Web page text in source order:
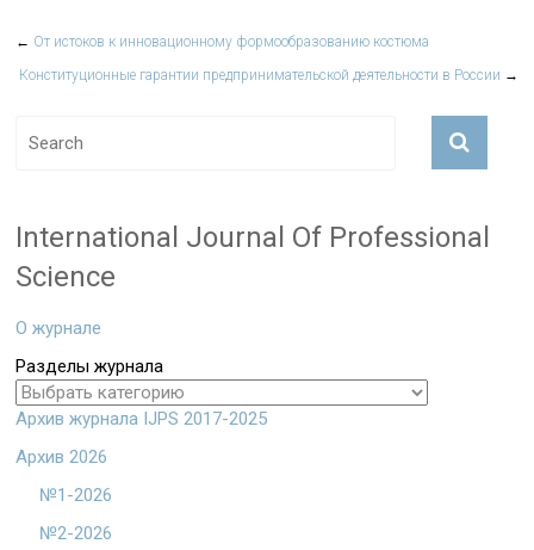
← От истоков к инновационному формообразованию костюма
Конституционные гарантии предпринимательской деятельности в России →
International Journal Of Professional
Science
О журнале
Разделы журнала
Архив журнала IJPS 2017-2025
Архив 2026
№1-2026
№2-2026